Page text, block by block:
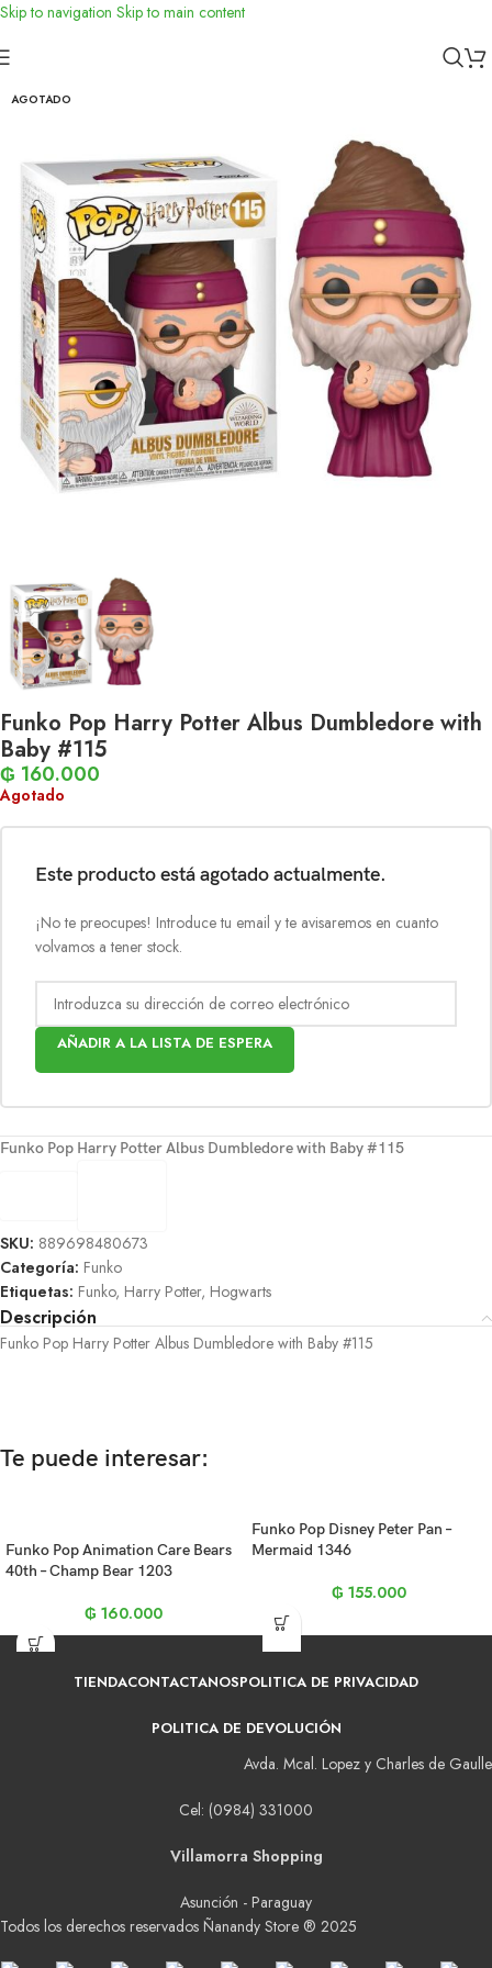
Skip to navigation Skip to main content
Inicio
AGOTADO
Funko Pop Harry Potter Albus Dumbledore with
Baby #115
₲ 160.000
Agotado
Este producto está agotado actualmente.
¡No te preocupes! Introduce tu email y te avisaremos en cuanto
volvamos a tener stock.
AÑADIR A LA LISTA DE ESPERA
Funko Pop Harry Potter Albus Dumbledore with Baby #115
SKU: 889698480673
Categoría: Funko
Etiquetas: Funko, Harry Potter, Hogwarts
Descripción
Funko Pop Harry Potter Albus Dumbledore with Baby #115
Te puede interesar:
Funko Pop Animation Care Bears
40th – Champ Bear 1203
₲ 160.000
Funko Pop Disney Peter Pan –
Mermaid 1346
₲ 155.000
TIENDACONTACTANOSPOLITICA DE PRIVACIDAD
POLITICA DE DEVOLUCIÓN
Avda. Mcal. Lopez y Charles de Gaulle
Cel: (0984) 331000
Villamorra Shopping
Asunción - Paraguay
Todos los derechos reservados Ñanandy Store ® 2025